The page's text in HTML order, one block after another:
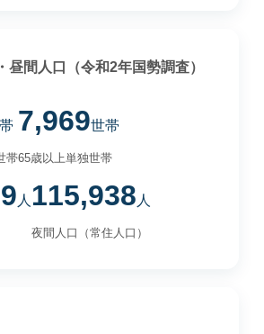
昼間人口（令和2年国勢調査）
帯
7,969世帯
65歳以上単独世帯
人 115,938 人
夜間人口（常住人口）